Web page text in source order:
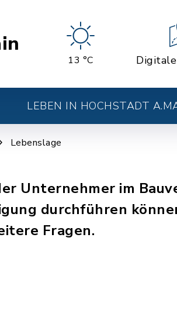
13 °C
LEBEN IN HOCHSTADT
Lebenslage
Unternehmer im
durchführen
Fragen.